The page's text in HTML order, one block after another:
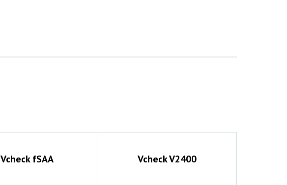
Vcheck fSAA Vcheck V2400